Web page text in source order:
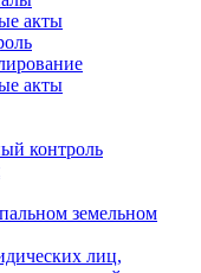
акты
акты
контроль
земельном
лиц,